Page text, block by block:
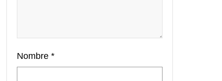
Nombre *